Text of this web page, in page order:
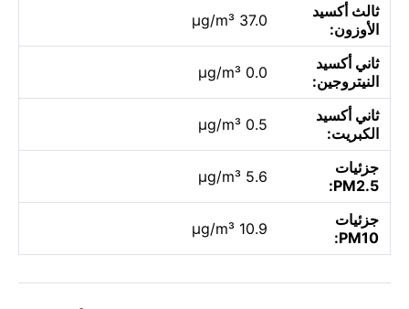
ثالث أكسيد
الأوزون:
37.0 µg/m³
ثاني أكسيد
النيتروجين:
0.0 µg/m³
ثاني أكسيد
الكبريت:
0.5 µg/m³
جزئيات
PM2.5:
5.6 µg/m³
جزئيات
PM10:
10.9 µg/m³